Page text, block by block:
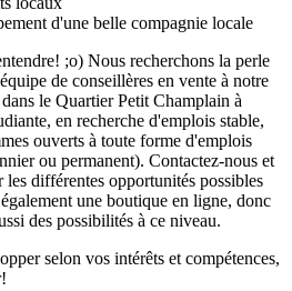
d'une belle compagnie locale
;o) Nous recherchons la perle
de conseillères en vente à notre
le Quartier Petit Champlain à
en recherche d'emplois stable,
ouverts à toute forme d'emplois
ou permanent). Contactez-nous et
différentes opportunités possibles
une boutique en ligne, donc
des possibilités à ce niveau.
selon vos intérêts et compétences,